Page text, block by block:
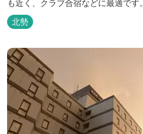
も近く、クラブ合宿などに最適です。
北勢